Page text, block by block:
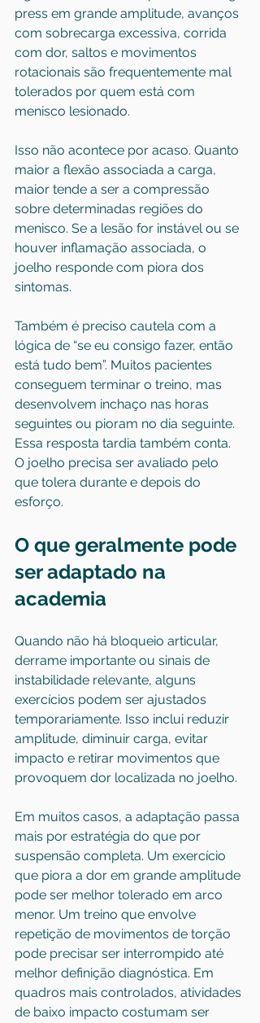
press em grande amplitude, avanços
com sobrecarga excessiva, corrida
com dor, saltos e movimentos
rotacionais são frequentemente mal
tolerados por quem está com
menisco lesionado.
Isso não acontece por acaso. Quanto
maior a flexão associada a carga,
maior tende a ser a compressão
sobre determinadas regiões do
menisco. Se a lesão for instável ou se
houver inflamação associada, o
joelho responde com piora dos
sintomas.
Também é preciso cautela com a
lógica de “se eu consigo fazer, então
está tudo bem”. Muitos pacientes
conseguem terminar o treino, mas
desenvolvem inchaço nas horas
seguintes ou pioram no dia seguinte.
Essa resposta tardia também conta.
O joelho precisa ser avaliado pelo
que tolera durante e depois do
esforço.
O que geralmente pode
ser adaptado na
academia
Quando não há bloqueio articular,
derrame importante ou sinais de
instabilidade relevante, alguns
exercícios podem ser ajustados
temporariamente. Isso inclui reduzir
amplitude, diminuir carga, evitar
impacto e retirar movimentos que
provoquem dor localizada no joelho.
Em muitos casos, a adaptação passa
mais por estratégia do que por
suspensão completa. Um exercício
que piora a dor em grande amplitude
pode ser melhor tolerado em arco
menor. Um treino que envolve
repetição de movimentos de torção
pode precisar ser interrompido até
melhor definição diagnóstica. Em
quadros mais controlados, atividades
de baixo impacto costumam ser